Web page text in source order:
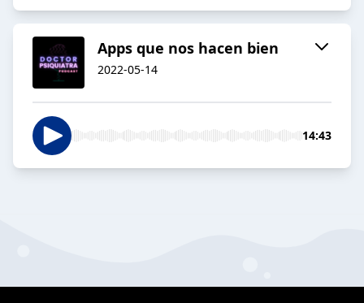
Apps que nos hacen bien
2022-05-14
14:43